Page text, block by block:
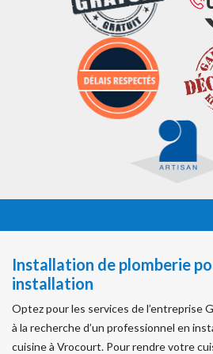
Installation de plomberie
installation
Optez pour les services de l’entreprise
à la recherche d’un professionnel en
cuisine à Vrocourt. Pour rendre votre